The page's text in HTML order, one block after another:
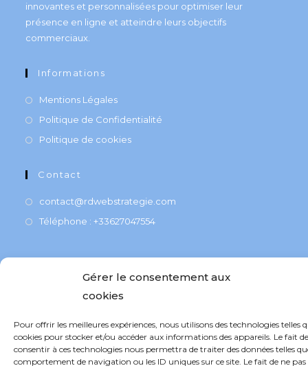
Gérer le consentement aux
cookies
Pour offrir les meilleures expériences, nous utilisons des technologies telles
cookies pour stocker et/ou accéder aux informations des appareils. Le fait de
consentir à ces technologies nous permettra de traiter des données telles
comportement de navigation ou les ID uniques sur ce site. Le fait de ne pas
innovantes et personnalisées pour optimiser leur
présence en ligne et atteindre leurs objectifs
commerciaux.
Informations
Mentions Légales
Politique de Confidentialité
Politique de cookies
Contact
contact@rdwebstrategie.com
Téléphone : +33627047554